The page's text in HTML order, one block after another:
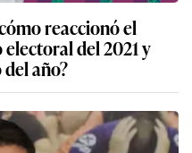
reaccionó el
del 2021 y
año?